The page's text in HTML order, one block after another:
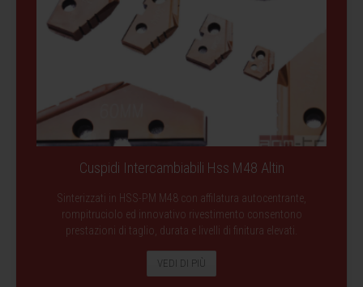
Cuspidi Intercambiabili Hss M48 Altin
Sinterizzati in HSS-PM M48 con affilatura autocentrante,
rompitruciolo ed innovativo rivestimento consentono
prestazioni di taglio, durata e livelli di finitura elevati.
VEDI DI PIÙ